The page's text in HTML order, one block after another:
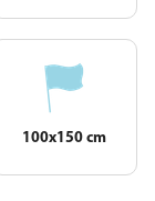
100x150 cm